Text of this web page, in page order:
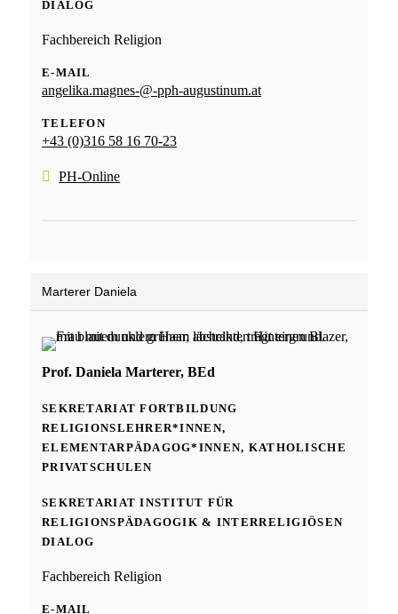
DIALOG
Fachbereich Religion
E-MAIL
angelika.magnes-@-pph-augustinum.at
TELEFON
+43 (0)316 58 16 70-23
PH-Online
Marterer Daniela
Prof. Daniela Marterer, BEd
SEKRETARIAT FORTBILDUNG
RELIGIONSLEHRER*INNEN,
ELEMENTARPÄDAGOG*INNEN, KATHOLISCHE
PRIVATSCHULEN
SEKRETARIAT INSTITUT FÜR
RELIGIONSPÄDAGOGIK & INTERRELIGIÖSEN
DIALOG
Fachbereich Religion
E-MAIL